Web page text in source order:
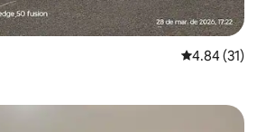
평점 4.84점
4.84 (31)